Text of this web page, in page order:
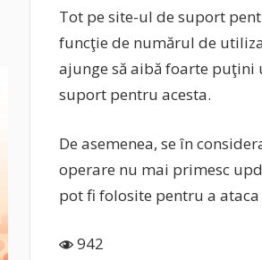
Tot pe site-ul de suport
funcţie de numărul de
ajunge să aibă foarte puţini
suport pentru acesta.
De asemenea, se în
operare nu mai primesc
pot fi folosite pentru a
942